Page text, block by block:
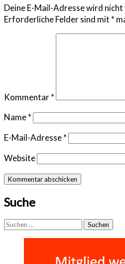
Deine E-Mail-Adresse wird
Erforderliche Felder sind mit *
Kommentar*
Name*
E-Mail-Adresse*
Website
Suche
Suchen
nach: